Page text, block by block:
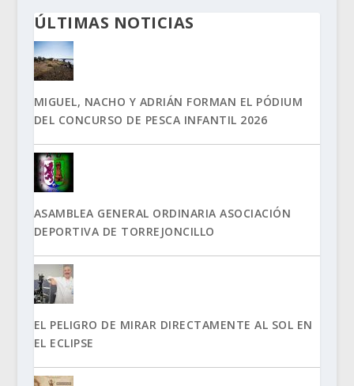
ÚLTIMAS NOTICIAS
MIGUEL, NACHO Y ADRIÁN FORMAN EL PÓDIUM
DEL CONCURSO DE PESCA INFANTIL 2026
ASAMBLEA GENERAL ORDINARIA ASOCIACIÓN
DEPORTIVA DE TORREJONCILLO
EL PELIGRO DE MIRAR DIRECTAMENTE AL SOL EN
EL ECLIPSE